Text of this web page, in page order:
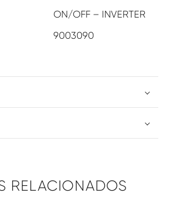
ON/OFF – INVERTER
9003090
RELACIONADOS